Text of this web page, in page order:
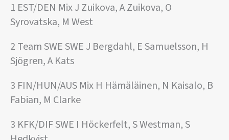
1 EST/DEN Mix J Zuikova, A Zuikova, O
Syrovatska, M West
2 Team SWE SWE J Bergdahl, E Samuelsson, H
Sjögren, A Kats
3 FIN/HUN/AUS Mix H Hämäläinen, N Kaisalo, B
Fabian, M Clarke
3 KFK/DIF SWE I Höckerfelt, S Westman, S